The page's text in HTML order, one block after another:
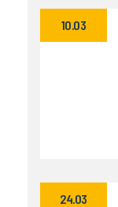
10.03
24.03